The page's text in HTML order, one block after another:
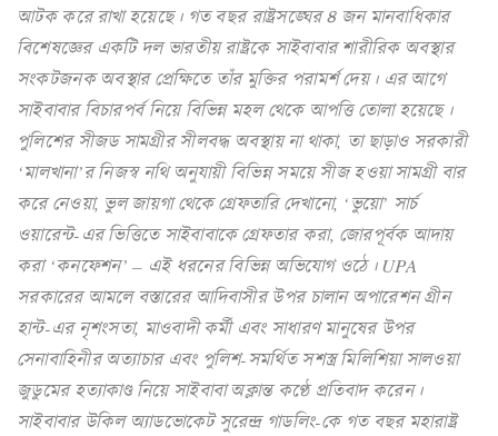
আটক করে রাখা হয়েছে। গত বছর রাষ্ট্রসঙ্ঘের ৪ জন মানবাধিকার
বিশেষজ্ঞের একটি দল ভারতীয় রাষ্ট্রকে সাইবাবার শারীরিক অবস্থার
সংকটজনক অবস্থার প্রেক্ষিতে তাঁর মুক্তির পরামর্শ দেয়। এর আগে
সাইবাবার বিচারপর্ব নিয়ে বিভিন্ন মহল থেকে আপত্তি তোলা হয়েছে।
পুলিশের সীজড সামগ্রীর সীলবদ্ধ অবস্থায় না থাকা, তা ছাড়াও সরকারী
‘মালখানা’র নিজস্ব নথি অনুযায়ী বিভিন্ন সময়ে সীজ হওয়া সামগ্রী বার
করে নেওয়া, ভুল জায়গা থেকে গ্রেফতারি দেখানো, ‘ভুয়ো’ সার্চ
ওয়ারেন্ট-এর ভিত্তিতে সাইবাবাকে গ্রেফতার করা, জোরপূর্বক আদায়
করা ‘কনফেশন’ – এই ধরনের বিভিন্ন অভিযোগ ওঠে। UPA
সরকারের আমলে বস্তারের আদিবাসীর উপর চালান অপারেশন গ্রীন
হান্ট-এর নৃশংসতা, মাওবাদী কর্মী এবং সাধারণ মানুষের উপর
সেনাবাহিনীর অত্যাচার এবং পুলিশ-সমর্থিত সশস্ত্র মিলিশিয়া সালওয়া
জুডুমের হত্যাকাণ্ড নিয়ে সাইবাবা অক্লান্ত কণ্ঠে প্রতিবাদ করেন।
সাইবাবার উকিল অ্যাডভোকেট সুরেন্দ্র গাডলিং-কে গত বছর মহারাষ্ট্র